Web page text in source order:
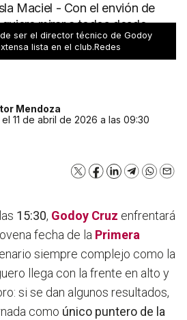
Maciel - Con el envión de
mirar a todos desde
ser el director técnico de Godoy
lista en el club.Redes
Mendoza
11 de abril de 2026 a las 09:30
X Facebook
LinkedInTelegram
15:30, Godoy Cruz enfrentará
fecha de la Primera
siempre complejo como la
llega con la frente en alto y
si se dan algunos resultados,
como único puntero de la